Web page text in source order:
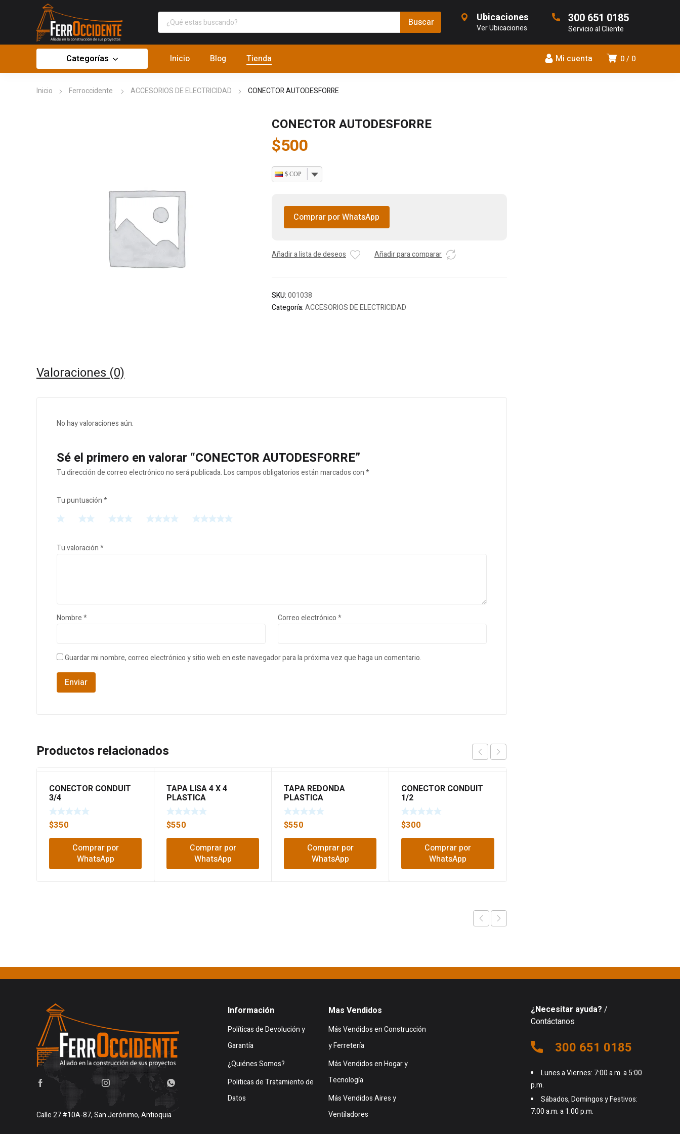
Ubicaciones
Ver Ubicaciones
300 651 0185
Servicio al Cliente
0 0
Mi cuenta
Categorías Inicio Blog Tienda
Inicio Ferroccidente ACCESORIOS DE ELECTRICIDAD CONECTOR AUTODESFORRE
CONECTOR AUTODESFORRE
$500
$ COP
Comprar por WhatsApp
Añadir a lista de deseos Añadir para comparar
SKU:001038
Categoría:ACCESORIOS DE ELECTRICIDAD
Valoraciones (0)
No hay valoraciones aún.
Sé el primero en valorar “CONECTOR AUTODESFORRE”
Tu dirección de correo electrónico no será publicada.Los campos obligatorios están marcados con*
Tu puntuación*
Tu valoración*
Nombre* Correo electrónico*
Guardar mi nombre, correo electrónico y sitio web en este navegador para la próxima vez que haga un comentario.
Productos relacionados
CONECTOR CONDUIT
3/4
$350
Comprar por
WhatsApp
TAPA LISA 4 X 4
PLASTICA
$550
Comprar por
WhatsApp
TAPA REDONDA
PLASTICA
$550
Comprar por
WhatsApp
CONECTOR CONDUIT
1/2
$300
Comprar por
WhatsApp
Calle 27 #10A-87, San Jerónimo, Antioquia
Información
Políticas de Devolución y
Garantía
¿Quiénes Somos?
Politicas de Tratamiento de
Datos
Mas Vendidos
Más Vendidos en Construcción
y Ferretería
Más Vendidos en Hogar y
Tecnología
Más Vendidos Aires y
Ventiladores
¿Necesitar ayuda? /
Contáctanos
300 651 0185
Lunes a Viernes: 7:00 a.m. a 5:00
p.m.
Sábados, Domingos y Festivos:
7:00 a.m. a 1:00 p.m.